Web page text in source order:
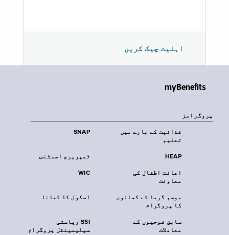
اہلیت چیک کریں
myBenefits
پروگرامز
SNAP
غذائیت کے بارے میں
تعلیم
ٹمپریری اسسٹنس HEAP
WIC
اعانت اطفال کی
معاونت
اسکول کا کھانا
موسم گرما کے کھانوں
کا پروگرام
SSI ریاستی
سپلیمینٹل پروگرام
سابق فوجیوں کے
معاملات